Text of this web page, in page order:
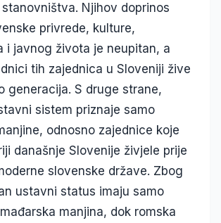
Njihov doprinos
privrede, kulture,
i javnog života je neupitan, a
tih zajednica u Sloveniji žive
generacija. S druge strane,
sistem priznaje samo
odnosno zajednice koje
današnje Slovenije živjele prije
slovenske države. Zbog
ustavni status imaju samo
manjina, dok romska